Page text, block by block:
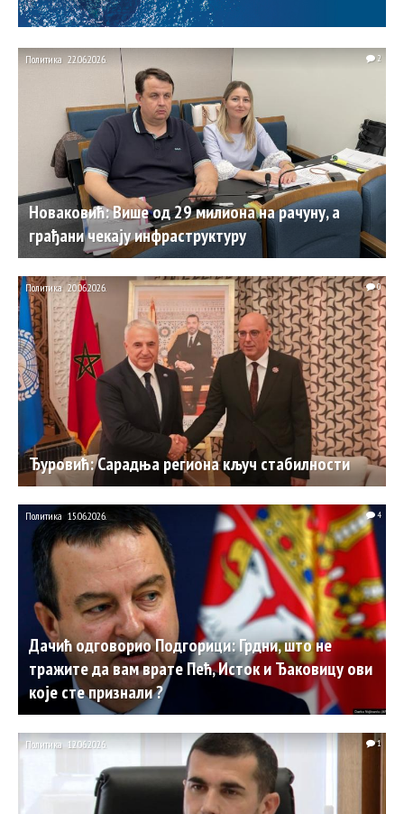
Новаковић: Више од 29 милиона на рачуну, а
грађани чекају инфраструктуру
Политика 22.06.2026. 2
Ђуровић: Сарадња региона кључ стабилности
Политика 20.06.2026. 0
Дачић одговорио Подгорици: Грдни, што не
тражите да вам врате Пећ, Исток и Ђаковицу ови
које сте признали ?
Политика 15.06.2026. 4
Политика 12.06.2026. 1